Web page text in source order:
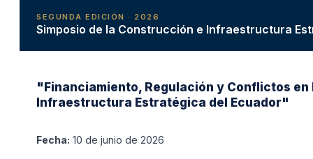
SEGUNDA EDICIÓN · 2026
Simposio de la Construcción e Infraestructura
"Financiamiento, Regulación y Conflictos en
Infraestructura Estratégica del Ecuador"
Fecha: 10 de junio de 2026